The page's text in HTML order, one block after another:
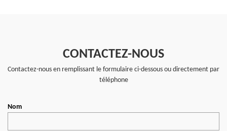
CONTACTEZ-NOUS
Contactez-nous en remplissant le formulaire ci-dessous ou directement par
téléphone
Nom